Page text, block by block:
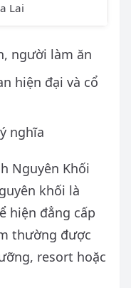
Lai
người làm ăn
hiện đại và cổ
nghĩa
Nguyên Khối
khối là
hiện đẳng cấp
thường được
resort hoặc